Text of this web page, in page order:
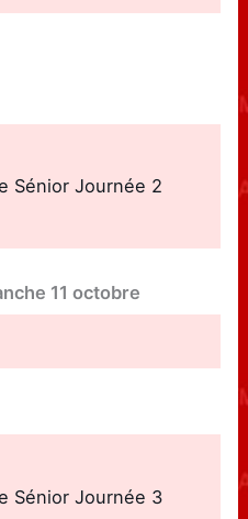
Sénior Journée 2
11 octobre
Sénior Journée 3